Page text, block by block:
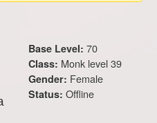
Base Level: 70
Class: Monk level 39
Gender: Female
Status: Offline